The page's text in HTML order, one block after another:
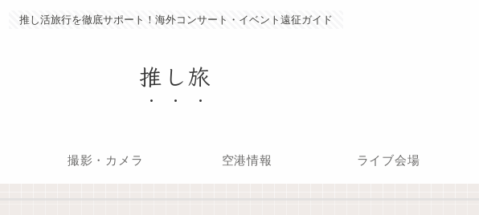
推し活旅行を徹底サポート！海外コンサート・イベント遠征ガイド
推し旅
撮影・カメラ 空港情報 ライブ会場